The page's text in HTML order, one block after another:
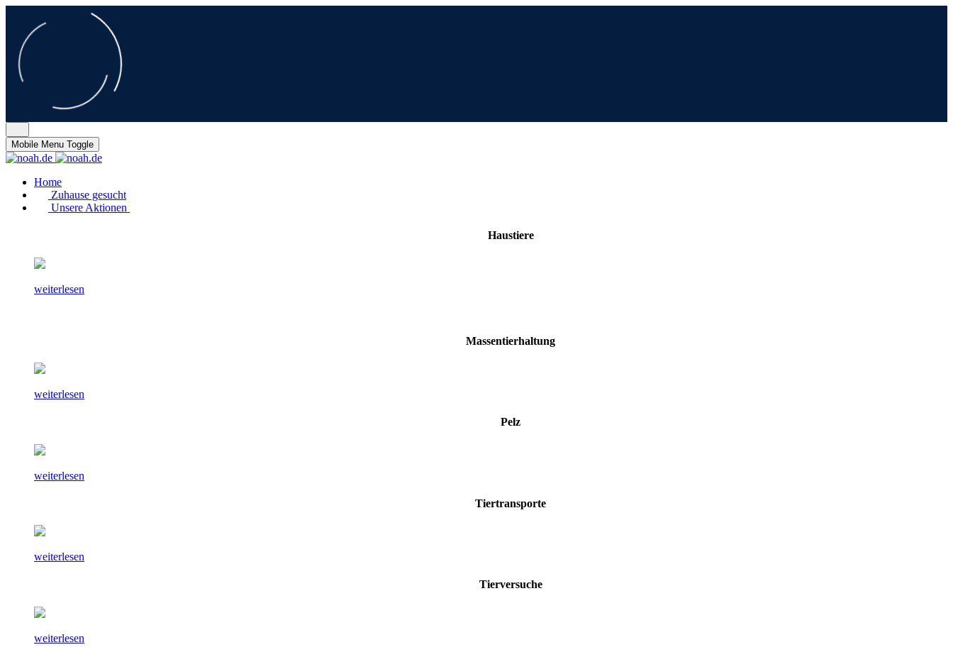
Mobile Menu Toggle
Home
Zuhause gesucht
Unsere Aktionen
Haustiere
weiterlesen
Massentierhaltung
weiterlesen
Pelz
weiterlesen
Tiertransporte
weiterlesen
Tierversuche
weiterlesen